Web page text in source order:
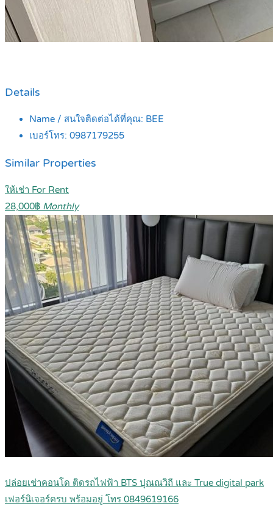
Details
Name / สนใจติดต่อได้ที่คุณ: BEE
เบอร์โทร: 0987179255
Similar Properties
ให้เช่า For Rent
28,000฿ Monthly
ปล่อยเช่าคอนโด ติดรถไฟฟ้า BTS ปุณณวิถี และ True digital park
เฟอร์นิเจอร์ครบ พร้อมอยู่ โทร 0849619166